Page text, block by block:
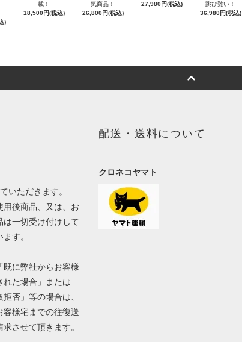
)
載！
18,500円(税込)
気商品！
26,800円(税込)
27,980円(税込)
跳び難い！
36,980円(税込)
いただきます。
後商品、又は、お
一切受け付けして
す。
に弊社からお客様
れた場合」または
否」等の場合は、
客様宅までの往復送
させて頂きます。
配送・送料について
クロネコヤマト